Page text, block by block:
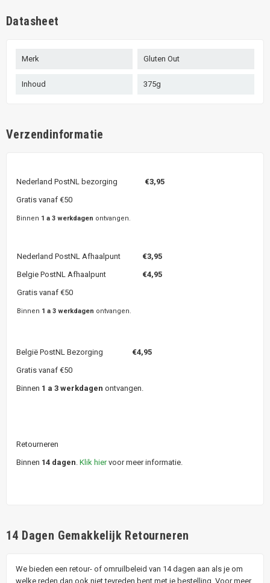
Datasheet
Merk Gluten Out
Inhoud 375g
Verzendinformatie
Nederland PostNL bezorging €3,95
Gratis vanaf €50
Binnen 1 a 3 werkdagen ontvangen.
Nederland PostNL Afhaalpunt €3,95
Belgie PostNL Afhaalpunt
€4,95
Gratis vanaf €50
Binnen 1 a 3 werkdagen ontvangen.
België PostNL Bezorging €4,95
Gratis vanaf €50
Binnen 1 a 3 werkdagen ontvangen.
Retourneren
Binnen 14 dagen Klik hiervoor meer informatie.
14 Dagen Gemakkelijk Retourneren
We bieden een retour- of omruilbeleid van 14 dagen aan als je om
welke reden dan ook niet tevreden bent met je bestelling. Voor meer